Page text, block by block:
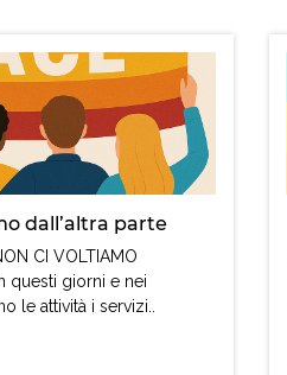
dall’altra parte
CI VOLTIAMO
In questi giorni e nei
le attività i servizi..